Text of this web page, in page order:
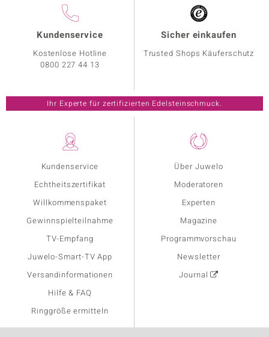
Kundenservice
Echtheitszertifikat
Willkommenspaket
Gewinnspielteilnahme
TV-Empfang
Juwelo-Smart-TV App
Versandinformationen
Hilfe & FAQ
Ringgröße ermitteln
Über Juwelo
Moderatoren
Experten
Magazine
Programmvorschau
Newsletter
Journal
Kundenservice
Kostenlose Hotline
0800 227 44 13
Sicher einkaufen
Trusted Shops Käuferschutz
Ihr Experte für zertifizierten Edelsteinschmuck.